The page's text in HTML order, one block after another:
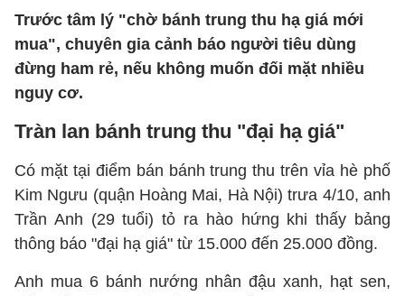
Trước tâm lý "chờ bánh trung thu hạ giá mới
mua", chuyên gia cảnh báo người tiêu dùng
đừng ham rẻ, nếu không muốn đối mặt nhiều
nguy cơ.
Tràn lan bánh trung thu "đại hạ giá"
Có mặt tại điểm bán bánh trung thu trên vỉa hè phố
Kim Ngưu (quận Hoàng Mai, Hà Nội) trưa 4/10, anh
Trần Anh (29 tuổi) tỏ ra hào hứng khi thấy bảng
thông báo "đại hạ giá" từ 15.000 đến 25.000 đồng.
Anh mua 6 bánh nướng nhân đậu xanh, hạt sen,